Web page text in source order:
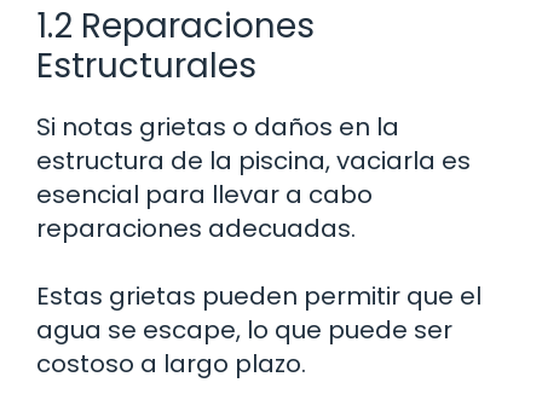
1.2 Reparaciones
Estructurales
Si notas grietas o daños en la
estructura de la piscina, vaciarla es
esencial para llevar a cabo
reparaciones adecuadas.
Estas grietas pueden permitir que el
agua se escape, lo que puede ser
costoso a largo plazo.